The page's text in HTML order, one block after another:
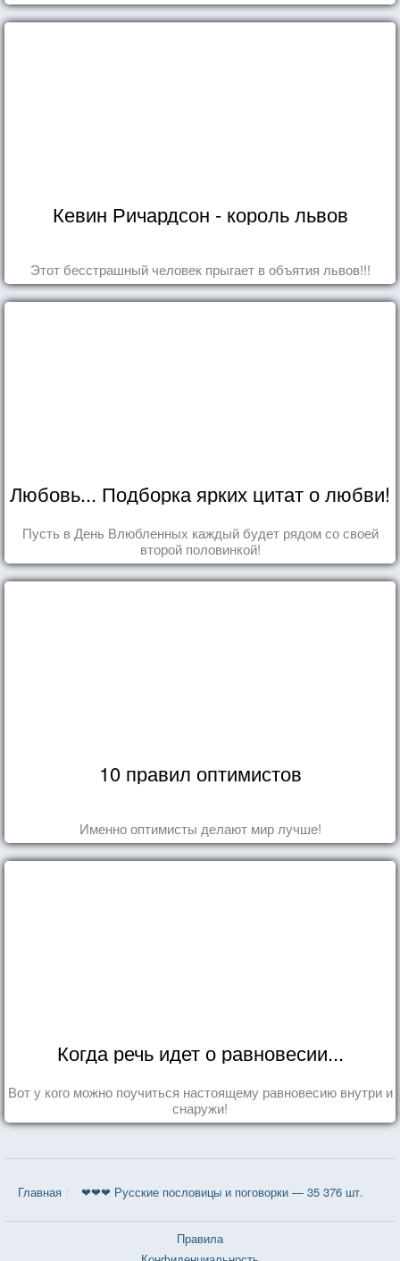
Кевин Ричардсон - король львов
Этот бесстрашный человек прыгает в объятия львов!!!
Любовь... Подборка ярких цитат о любви!
Пусть в День Влюбленных каждый будет рядом со своей
второй половинкой!
10 правил оптимистов
Именно оптимисты делают мир лучше!
Когда речь идет о равновесии...
Вот у кого можно поучиться настоящему равновесию внутри и
снаружи!
Главная ❤❤❤ Русские пословицы и поговорки — 35 376 шт.
Правила